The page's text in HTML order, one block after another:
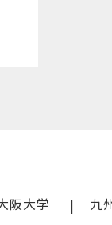
阪大学 九